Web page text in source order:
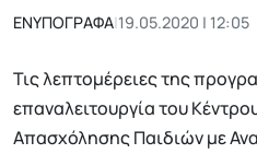
ΕΝΥΠΟΓΡΑΦΑ|19.05.2020 | 12:05
Τις λεπτομέρειες της
επαναλειτουργία του
Απασχόλησης Παιδιών με